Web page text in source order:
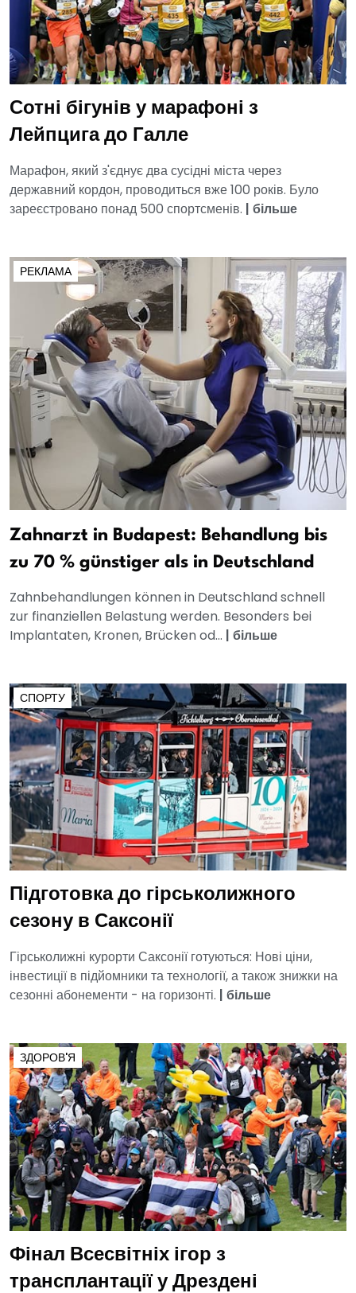
Сотні бігунів у марафоні з
Лейпцига до Галле
Марафон, який з'єднує два сусідні міста через
державний кордон, проводиться вже 100 років. Було
зареєстровано понад 500 спортсменів. | більше
РЕКЛАМА
Zahnarzt in Budapest: Behandlung bis
zu 70 % günstiger als in Deutschland
Zahnbehandlungen können in Deutschland schnell
zur finanziellen Belastung werden. Besonders bei
Implantaten, Kronen, Brücken od... | більше
СПОРТУ
Підготовка до гірськолижного
сезону в Саксонії
Гірськолижні курорти Саксонії готуються: Нові ціни,
інвестиції в підйомники та технології, а також знижки на
сезонні абонементи - на горизонті. | більше
ЗДОРОВ'Я
Фінал Всесвітніх ігор з
трансплантації у Дрездені